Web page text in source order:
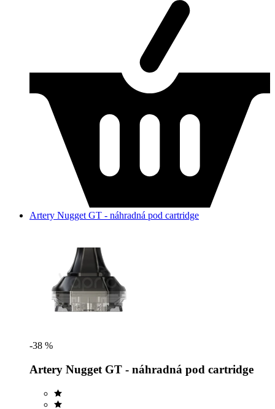
Artery Nugget GT - náhradná pod cartridge
-38 %
Artery Nugget GT - náhradná pod cartridge